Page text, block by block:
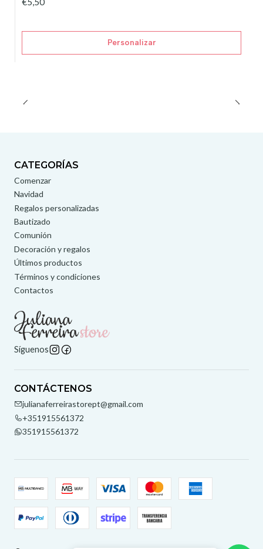
Personalizar
CATEGORÍAS
Comenzar
Navidad
Regalos personalizadas
Bautizado
Comunión
Decoración y regalos
Últimos productos
Términos y condiciones
Contactos
Síguenos
CONTÁCTENOS
julianaferreirastorept@gmail.com
+351915561372
351915561372